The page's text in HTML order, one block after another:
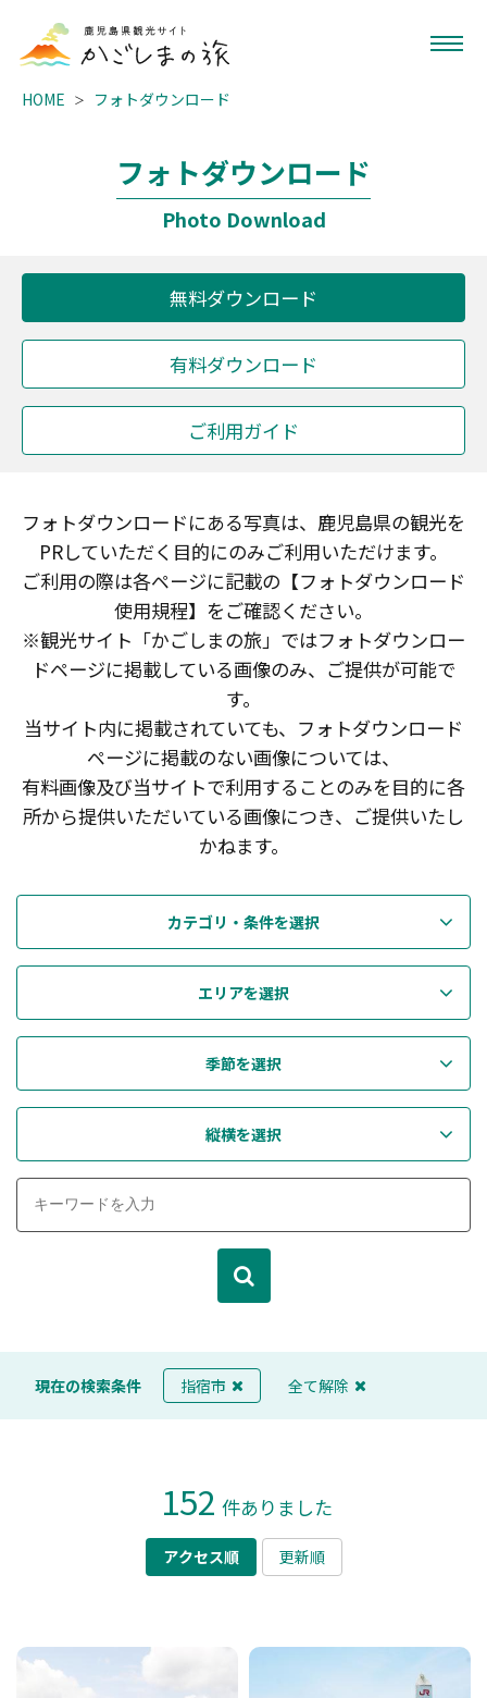
HOME フォトダウンロード
フォトダウンロード
Photo Download
無料ダウンロード
有料ダウンロード
ご利用ガイド
フォトダウンロードにある写真は、鹿児島県の観光を
PRしていただく目的にのみご利用いただけます。
ご利用の際は各ページに記載の【フォトダウンロード
使用規程】をご確認ください。
※観光サイト「かごしまの旅」ではフォトダウンロー
ドページに掲載している画像のみ、ご提供が可能で
す。
当サイト内に掲載されていても、フォトダウンロード
ページに掲載のない画像については、
有料画像及び当サイトで利用することのみを目的に各
所から提供いただいている画像につき、ご提供いたし
かねます。
カテゴリ・条件を選択
エリアを選択
季節を選択
縦横を選択
現在の検索条件 指宿市 全て解除
152 件ありました
アクセス順 更新順